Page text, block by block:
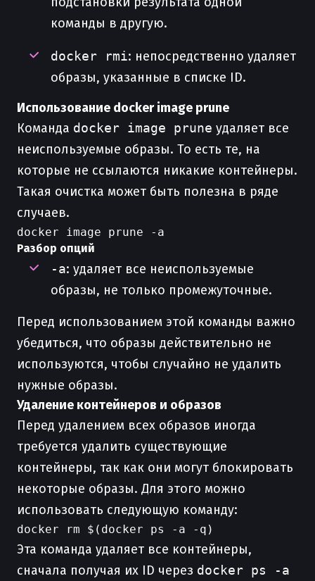
команды в другую.
docker rmi: непосредственно удаляет
образы, указанные в списке ID.
Использование docker image prune
Команда docker image prune удаляет все
неиспользуемые образы. То есть те, на
которые не ссылаются никакие контейнеры.
Такая очистка может быть полезна в ряде
случаев.
Разбор опций
-a: удаляет все неиспользуемые
образы, не только промежуточные.
Перед использованием этой команды важно
убедиться, что образы действительно не
используются, чтобы случайно не удалить
нужные образы.
Удаление контейнеров и образов
Перед удалением всех образов иногда
требуется удалить существующие
контейнеры, так как они могут блокировать
некоторые образы. Для этого можно
использовать следующую команду:
Эта команда удаляет все контейнеры,
сначала получая их ID через docker ps -a